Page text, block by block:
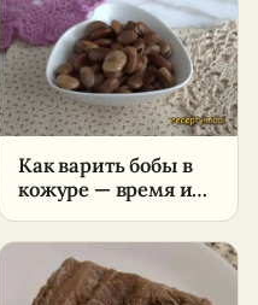
Как варить бобы в
кожуре — время и
пропорции